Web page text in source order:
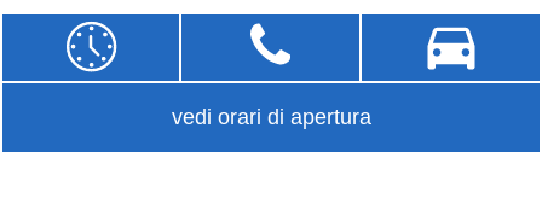
vedi orari di apertura